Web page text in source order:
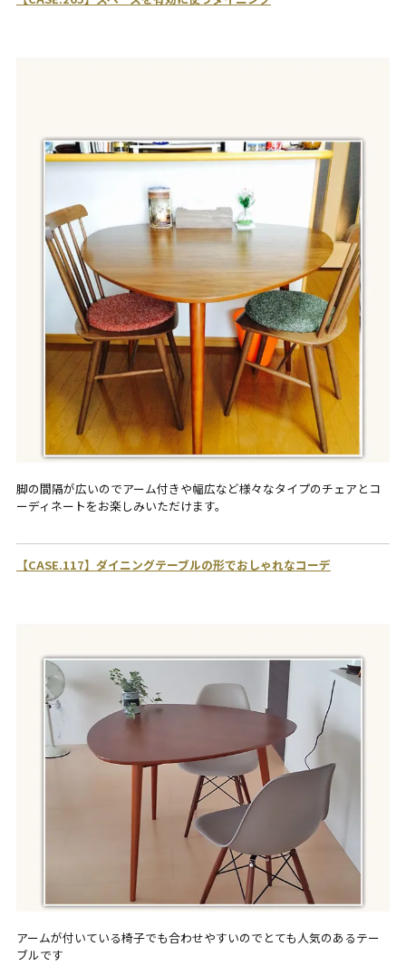
脚の間隔が広いのでアーム付きや幅広など様々なタイプのチェアとコ
ーディネートをお楽しみいただけます。
【CASE.117】ダイニングテーブルの形でおしゃれなコーデ
アームが付いている椅子でも合わせやすいのでとても人気のあるテー
ブルです